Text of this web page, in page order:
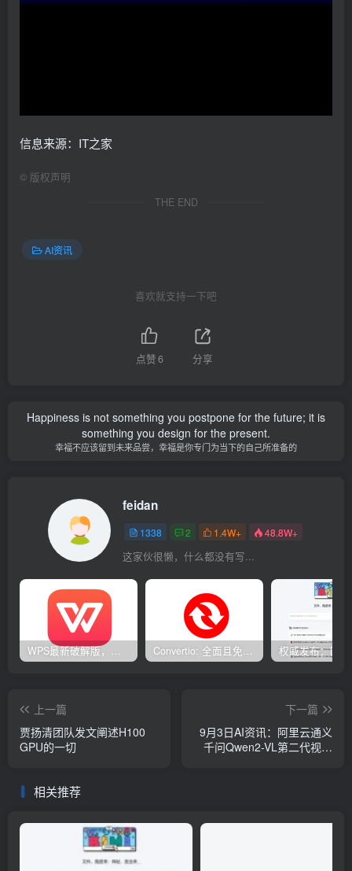
信息来源：IT之家
© 版权声明
THE END
AI资讯
喜欢就支持一下吧
点赞6 分享
Happiness is not something you postpone for the future; it is
something you design for the present.
幸福不应该留到未来品尝，幸福是你专门为当下的自己所准备的
feidan
1338 2 1.4W+ 48.8W+
这家伙很懒，什么都没有写...
WPS最新破解版，已永久激活，无限制使用！ Convertio: 全面且免费的在线文件转换工具
上一篇
贾扬清团队发文阐述H100
GPU的一切
下一篇
9月3日AI资讯：阿里云通义
千问Qwen2-VL第二代视觉
相关推荐